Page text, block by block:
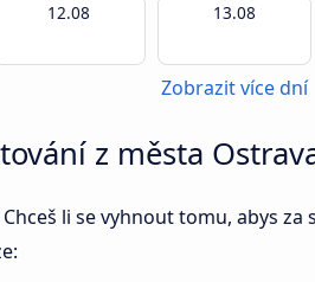
12.08 13.08
Zobrazit více dní
z města
li se vyhnout tomu, abys